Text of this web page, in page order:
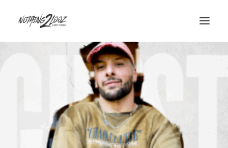
QUALIFIERS